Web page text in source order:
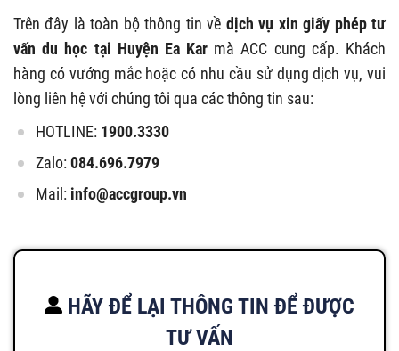
Trên đây là toàn bộ thông tin về dịch vụ xin giấy phép tư
vấn du học tại Huyện Ea Kar mà ACC cung cấp. Khách
hàng có vướng mắc hoặc có nhu cầu sử dụng dịch vụ, vui
lòng liên hệ với chúng tôi qua các thông tin sau:
HOTLINE: 1900.3330
Zalo:084.696.7979
Mail: info@accgroup.vn
HÃY ĐỂ LẠI THÔNG TIN ĐỂ ĐƯỢC
TƯ VẤN